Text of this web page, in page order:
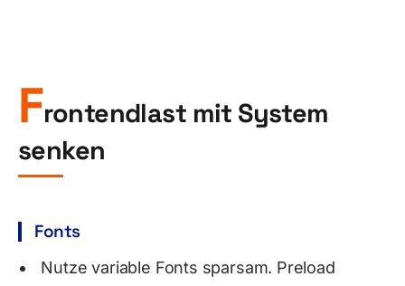
Frontendlast mit System
senken
Fonts
Nutze variable Fonts sparsam. Preload